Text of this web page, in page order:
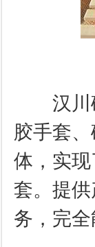
汉川硅
胶手套
体，实现
套。提
务，完